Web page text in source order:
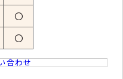
〇
〇
合わせ